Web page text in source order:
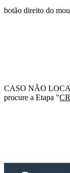
botão direito do
CASO NÃO
procure a Etapa "